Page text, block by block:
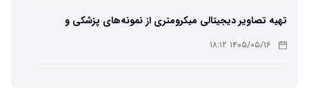
تهیه تصاویر دیجیتالی میکرومتری از نمونه‌های پزشکی و
صنعتی۱۴۰۵/۰۵/۱۶ ۱۸:۱۲